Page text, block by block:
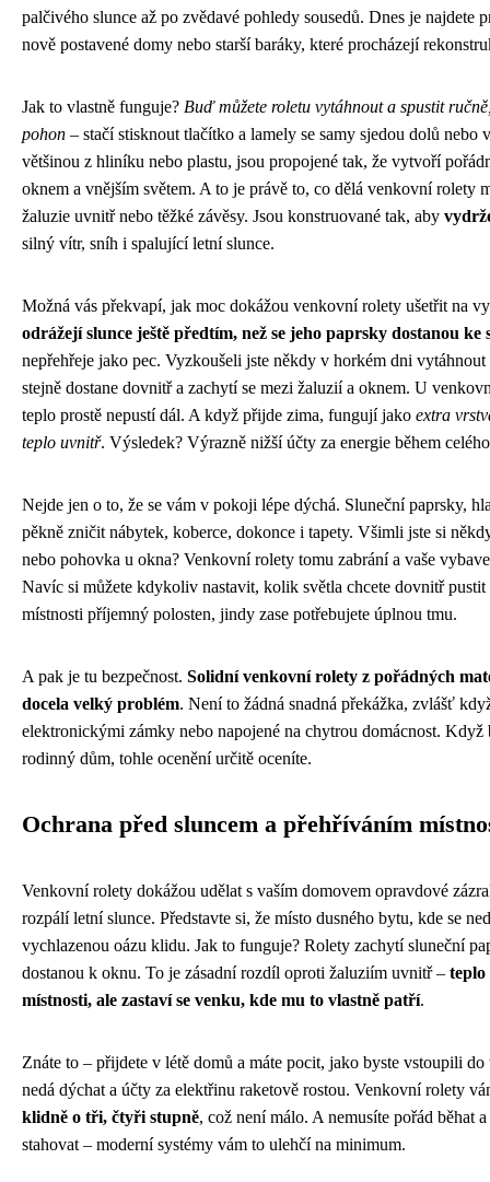
palčivého slunce až po zvědavé pohledy sousedů. Dnes je najdete
nově postavené domy nebo starší baráky, které procházejí
Jak to vlastně funguje? Buď můžete roletu vytáhnout a spustit
pohon – stačí stisknout tlačítko a lamely se samy sjedou dolů nebo
většinou z hliníku nebo plastu, jsou propojené tak, že vytvoří
oknem a vnějším světem. A to je právě to, co dělá venkovní rolety
žaluzie uvnitř nebo těžké závěsy. Jsou konstruované tak, aby
silný vítr, sníh i spalující letní slunce.
Možná vás překvapí, jak moc dokážou venkovní rolety ušetřit na
odrážejí slunce ještě předtím, než se jeho paprsky dostanou ke
nepřehřeje jako pec. Vyzkoušeli jste někdy v horkém dni
stejně dostane dovnitř a zachytí se mezi žaluzií a oknem. U
teplo prostě nepustí dál. A když přijde zima, fungují jako extra
teplo uvnitř. Výsledek? Výrazně nižší účty za energie během
Nejde jen o to, že se vám v pokoji lépe dýchá. Sluneční paprsky,
pěkně zničit nábytek, koberce, dokonce i tapety. Všimli jste si
nebo pohovka u okna? Venkovní rolety tomu zabrání a vaše
Navíc si můžete kdykoliv nastavit, kolik světla chcete dovnitř
místnosti příjemný polosten, jindy zase potřebujete úplnou tmu.
A pak je tu bezpečnost. Solidní venkovní rolety z pořádných
docela velký problém. Není to žádná snadná překážka, zvlášť
elektronickými zámky nebo napojené na chytrou domácnost.
rodinný dům, tohle ocenění určitě oceníte.
Ochrana před sluncem a přehříváním
Venkovní rolety dokážou udělat s vaším domovem opravdové
rozpálí letní slunce. Představte si, že místo dusného bytu, kde se
vychlazenou oázu klidu. Jak to funguje? Rolety zachytí sluneční
dostanou k oknu. To je zásadní rozdíl oproti žaluziím uvnitř – teplo
místnosti, ale zastaví se venku, kde mu to vlastně patří.
Znáte to – přijdete v létě domů a máte pocit, jako byste vstoupili
nedá dýchat a účty za elektřinu raketově rostou. Venkovní rolety
klidně o tři, čtyři stupně, což není málo. A nemusíte pořád běhat
stahovat – moderní systémy vám to ulehčí na minimum.